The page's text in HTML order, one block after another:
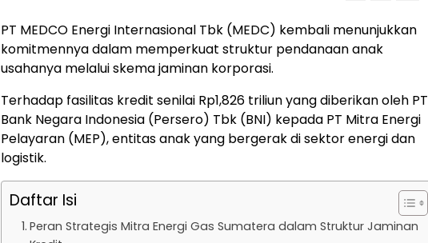
PT MEDCO Energi Internasional Tbk (MEDC) kembali menunjukkan
komitmennya dalam memperkuat struktur pendanaan anak
usahanya melalui skema jaminan korporasi.
Terhadap fasilitas kredit senilai Rp1,826 triliun yang diberikan oleh PT
Bank Negara Indonesia (Persero) Tbk (BNI) kepada PT Mitra Energi
Pelayaran (MEP), entitas anak yang bergerak di sektor energi dan
logistik.
Daftar Isi
Peran Strategis Mitra Energi Gas Sumatera dalam Struktur Jaminan